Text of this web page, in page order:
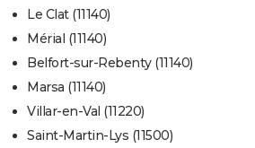
Le Clat (11140)
Mérial (11140)
Belfort-sur-Rebenty (11140)
Marsa (11140)
Villar-en-Val (11220)
Saint-Martin-Lys (11500)